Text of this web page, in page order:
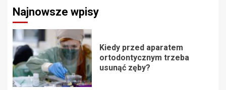
Najnowsze wpisy
Kiedy przed aparatem
ortodontycznym trzeba
usunąć zęby?